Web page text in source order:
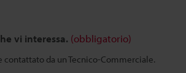
vi interessa. (obbligatorio)
contattato da un Tecnico-Commerciale.